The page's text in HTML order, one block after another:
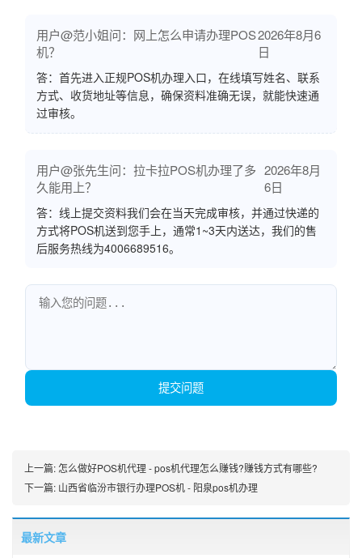
用户@范小姐问：网上怎么申请办理POS
机？
2026年8月6
日
答：首先进入正规POS机办理入口，在线填写姓名、联系
方式、收货地址等信息，确保资料准确无误，就能快速通
过审核。
用户@张先生问：拉卡拉POS机办理了多
久能用上？
2026年8月
6日
答：线上提交资料我们会在当天完成审核，并通过快递的
方式将POS机送到您手上，通常1~3天内送达，我们的售
后服务热线为4006689516。
提交问题
上一篇: 怎么做好POS机代理 - pos机代理怎么赚钱?赚钱方式有哪些?
下一篇: 山西省临汾市银行办理POS机 - 阳泉pos机办理
最新文章